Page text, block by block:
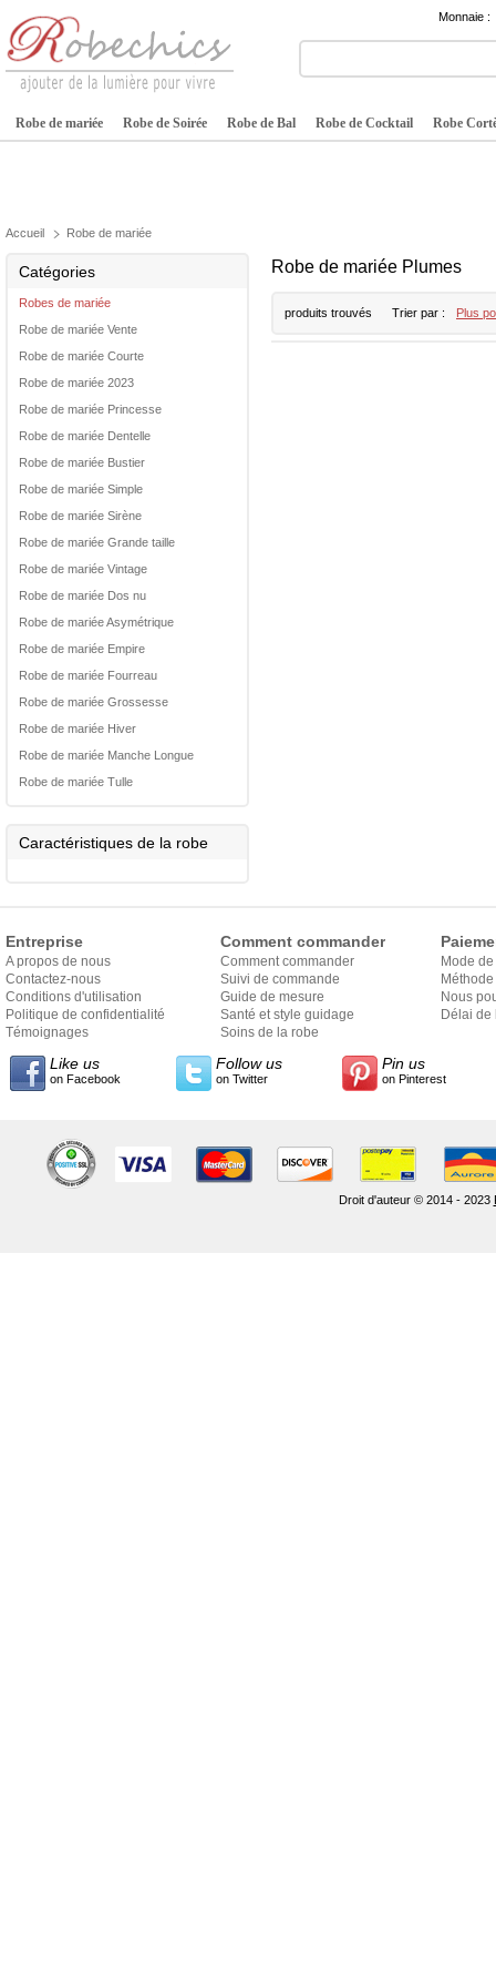
Monnaie :
Robe de mariée Robe de Soirée Robe de Bal Robe de Cocktail Robe
Accueil Robe de mariée
Catégories
Robes de mariée
Robe de mariée Vente
Robe de mariée Courte
Robe de mariée 2023
Robe de mariée Princesse
Robe de mariée Dentelle
Robe de mariée Bustier
Robe de mariée Simple
Robe de mariée Sirène
Robe de mariée Grande taille
Robe de mariée Vintage
Robe de mariée Dos nu
Robe de mariée Asymétrique
Robe de mariée Empire
Robe de mariée Fourreau
Robe de mariée Grossesse
Robe de mariée Hiver
Robe de mariée Manche Longue
Robe de mariée Tulle
Caractéristiques de la robe
Robe de mariée Plumes
produits trouvés Trier par : Plus
Entreprise
A propos de nous
Contactez-nous
Conditions d'utilisation
Politique de confidentialité
Témoignages
Comment commander
Comment commander
Suivi de commande
Guide de mesure
Santé et style guidage
Soins de la robe
Mode
Nous
Délai de
Like us
on Facebook
Follow us
on Twitter
Pin us
on Pinterest
Droit d'auteur © 2014 - 2023